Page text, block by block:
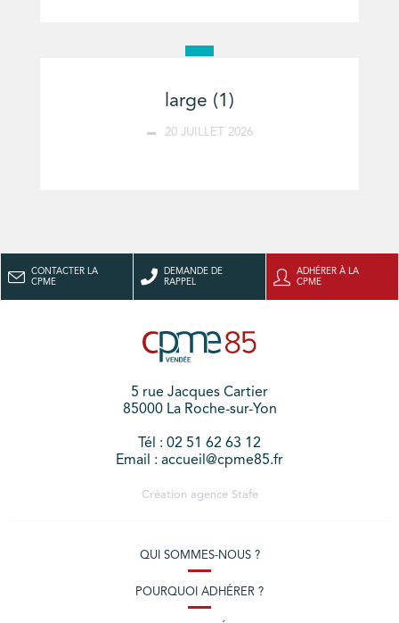
large (1)
20 JUILLET 2026
CONTACTER LA
CPME
DEMANDE DE
RAPPEL
ADHÉRER À LA
CPME
5 rue Jacques Cartier
85000 La Roche-sur-Yon
Tél : 02 51 62 63 12
Email : accueil@cpme85.fr
Création agence Stafe
QUI SOMMES-NOUS ?
POURQUOI ADHÉRER ?